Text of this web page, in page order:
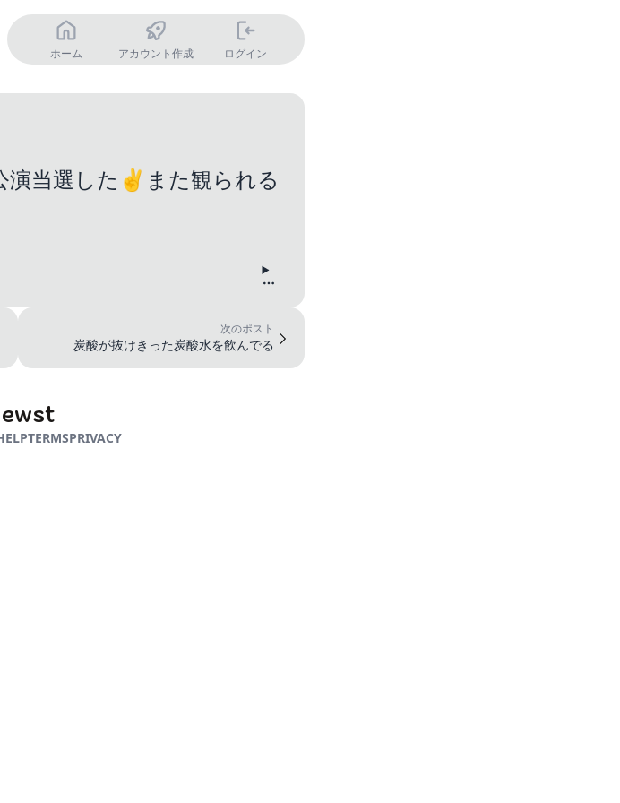
ホーム アカウント作成 ログイン
演当選した✌️また観られる
次のポスト
炭酸が抜けきった炭酸水を飲んでる
TERMSPRIVACY